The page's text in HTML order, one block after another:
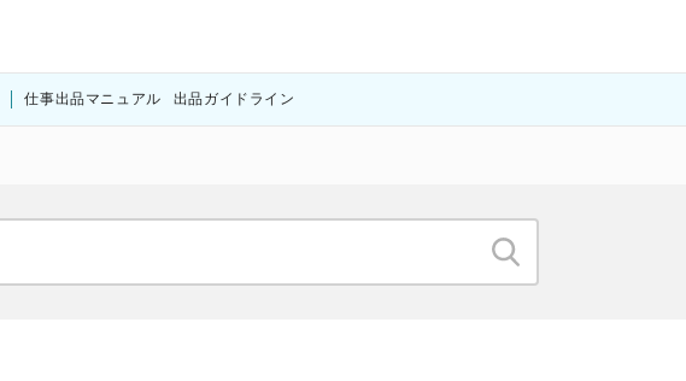
仕事出品マニュアル 出品ガイドライン